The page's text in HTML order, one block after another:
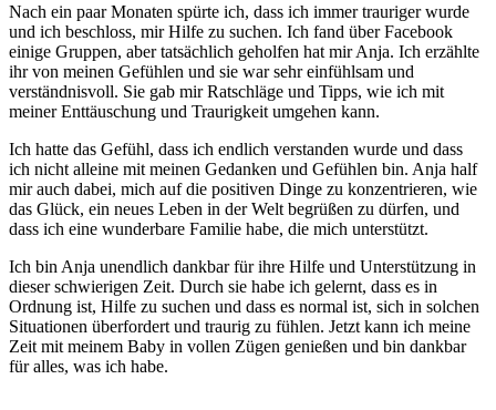
Nach ein paar Monaten spürte ich, dass ich immer trauriger wurde
und ich beschloss, mir Hilfe zu suchen. Ich fand über Facebook
einige Gruppen, aber tatsächlich geholfen hat mir Anja. Ich erzählte
ihr von meinen Gefühlen und sie war sehr einfühlsam und
verständnisvoll. Sie gab mir Ratschläge und Tipps, wie ich mit
meiner Enttäuschung und Traurigkeit umgehen kann.
Ich hatte das Gefühl, dass ich endlich verstanden wurde und dass
ich nicht alleine mit meinen Gedanken und Gefühlen bin. Anja half
mir auch dabei, mich auf die positiven Dinge zu konzentrieren, wie
das Glück, ein neues Leben in der Welt begrüßen zu dürfen, und
dass ich eine wunderbare Familie habe, die mich unterstützt.
Ich bin Anja unendlich dankbar für ihre Hilfe und Unterstützung in
dieser schwierigen Zeit. Durch sie habe ich gelernt, dass es in
Ordnung ist, Hilfe zu suchen und dass es normal ist, sich in solchen
Situationen überfordert und traurig zu fühlen. Jetzt kann ich meine
Zeit mit meinem Baby in vollen Zügen genießen und bin dankbar
für alles, was ich habe.